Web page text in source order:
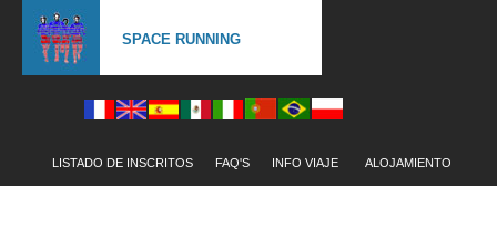
SPACE RUNNING
LISTADO DE INSCRITOS FAQ'S INFO VIAJE ALOJAMIENTO